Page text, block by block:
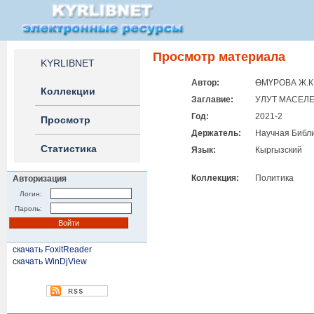
KYRLIBNET
Коллекции
Просмотр
Статистика
Авторизация
Логин:
Пароль:
скачать FoxitReader
скачать WinDjView
Просмотр материала
Автор:
ӨМҮРОВА
Заглавие:
УЛУТ
Год:
2021-2
Держатель:
Научная
Язык:
Кыргызский
Коллекция: Политика